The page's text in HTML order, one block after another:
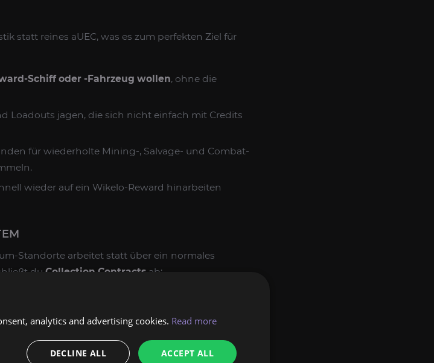
statt reines aUEC, was es zum perfekten Ziel für
Schiff oder -Fahrzeug wollen, ohne die
Loadouts jagen, die sich nicht einfach mit Credits
für wiederholte Mining-, Salvage- und Combat-
wieder auf ein Wikelo-Reward hinarbeiten
Standorte arbeitet statt über ein normales
du Collection Contracts ab:
annehmen.
Erze, Combat-Drops, Facility-Items, spezielle
analytics and advertising cookies. Read more
ACCEPT ALL
DECLINE ALL